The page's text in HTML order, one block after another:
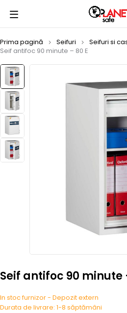
Prima pagină Seifuri
Seifuri si
Seif antifoc 90 minute – 80 E
Seif antifoc 90 minute
In stoc furnizor - Depozit extern
Durata de livrare: 1-8 săptămâni